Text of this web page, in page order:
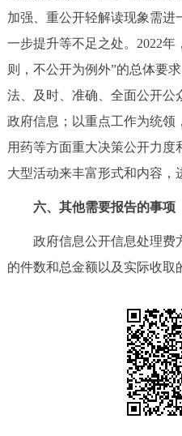
加强、重公开轻解读现象需
一步提升等不足之处。2022
则，不公开为例外”的总体要
法、及时、准确、全面公开公
政府信息；以重点工作为统领
用药等方面重大决策公开力度
大型活动来丰富形式和内容，
六、其他需要报告的事项
政府信息公开信息处理费
的件数和总金额以及实际收取